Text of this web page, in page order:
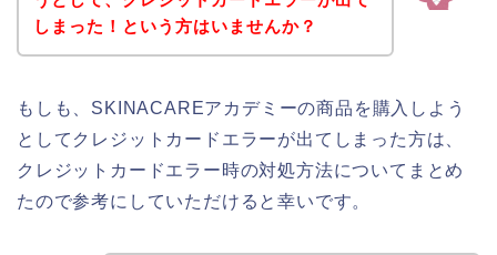
しまった！という方はいませんか？
もしも、SKINACAREアカデミーの商品を購入しよう
としてクレジットカードエラーが出てしまった方は、
クレジットカードエラー時の対処方法についてまとめ
たので参考にしていただけると幸いです。